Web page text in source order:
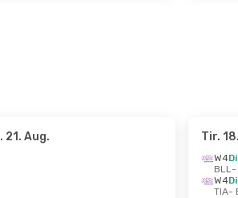
21. Aug. Tir.
W4
BLL-
W4
TIA-